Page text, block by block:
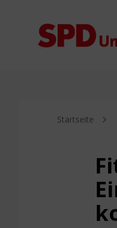
Startseite